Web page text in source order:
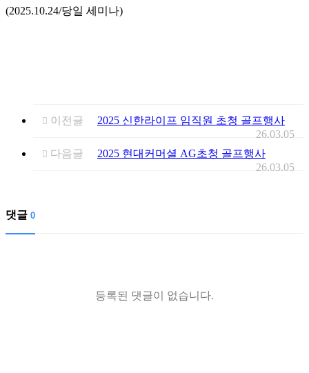
(2025.10.24/당일 세미나)
이전글
2025 신한라이프 임직원 초청 골프행사
26.03.05
다음글
2025 현대커머셜 AG초청 골프행사
26.03.05
댓글 0
등록된 댓글이 없습니다.